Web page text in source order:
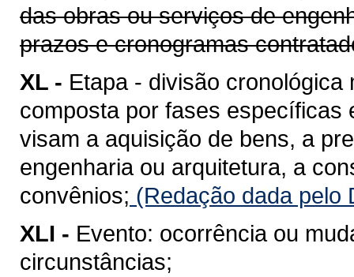
das obras ou serviços de
prazos e cronogramas
XL - Etapa - divisão
composta por fases específicas
visam a aquisição de bens, a
engenharia ou arquitetura, a
convênios; (Redação dada pelo
XLI - Evento: ocorrência ou
circunstâncias;